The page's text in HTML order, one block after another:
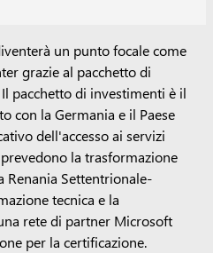
un punto focale come
grazie al pacchetto di
pacchetto di investimenti è il
con la Germania e il Paese
dell'accesso ai servizi
la trasformazione
Renania Settentrionale-
tecnica e la
rete di partner Microsoft
per la certificazione.